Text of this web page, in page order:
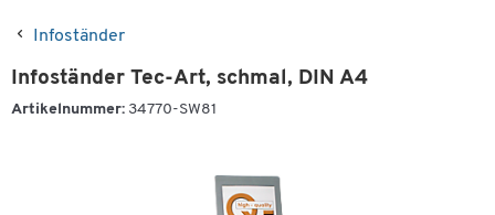
Infoständer
Infoständer Tec-Art, schmal, DIN A4
Artikelnummer: 34770-SW81